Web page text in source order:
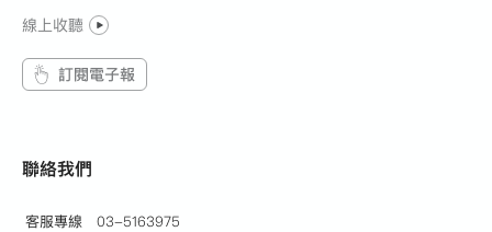
線上收聽
訂閱電子報
聯絡我們
客服專線
03-5163975